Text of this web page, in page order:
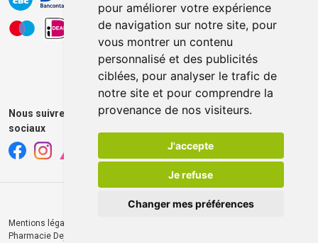
pour améliorer votre expérience
de navigation sur notre site, pour
vous montrer un contenu
personnalisé et des publicités
ciblées, pour analyser le trafic de
notre site et pour comprendre la
provenance de nos visiteurs.
J'accepte
Je refuse
Changer mes préférences
d’enlèvement
Retrait dans la pharmacie
Retrait en casiers extérieurs
Nous suivre sur les réseaux
sociaux
Mentions légales
Pharmacie Dejardin